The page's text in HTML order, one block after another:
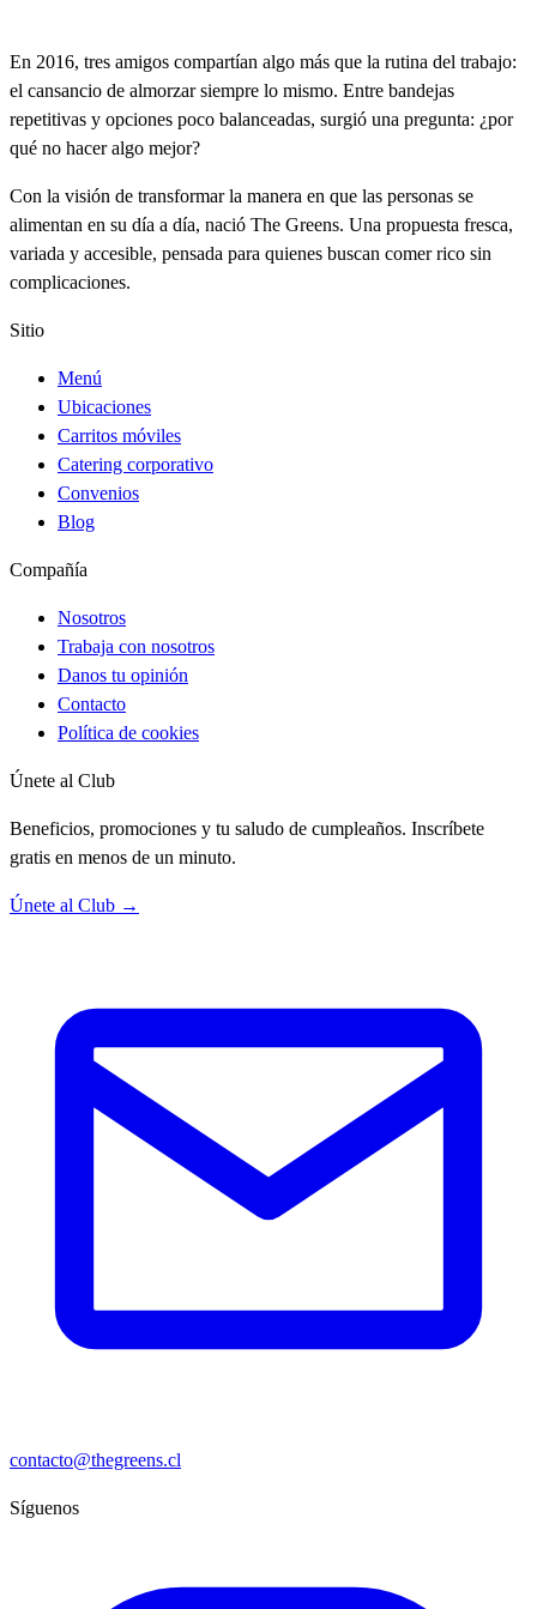
En 2016, tres amigos compartían algo más que la rutina del trabajo:
el cansancio de almorzar siempre lo mismo. Entre bandejas
repetitivas y opciones poco balanceadas, surgió una pregunta: ¿por
qué no hacer algo mejor?
Con la visión de transformar la manera en que las personas se
alimentan en su día a día, nació The Greens. Una propuesta fresca,
variada y accesible, pensada para quienes buscan comer rico sin
complicaciones.
Sitio
Menú
Ubicaciones
Carritos móviles
Catering corporativo
Convenios
Blog
Compañía
Nosotros
Trabaja con nosotros
Danos tu opinión
Contacto
Política de cookies
Únete al Club
Beneficios, promociones y tu saludo de cumpleaños. Inscríbete
gratis en menos de un minuto.
Únete al Club →
contacto@thegreens.cl
Síguenos